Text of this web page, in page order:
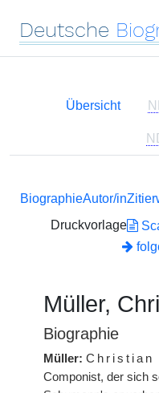
Deutsche
Übersicht
BiographieAutor/in
Druckvorlage
Müller,
Biographie
Müller: Christian
Componist, der sich